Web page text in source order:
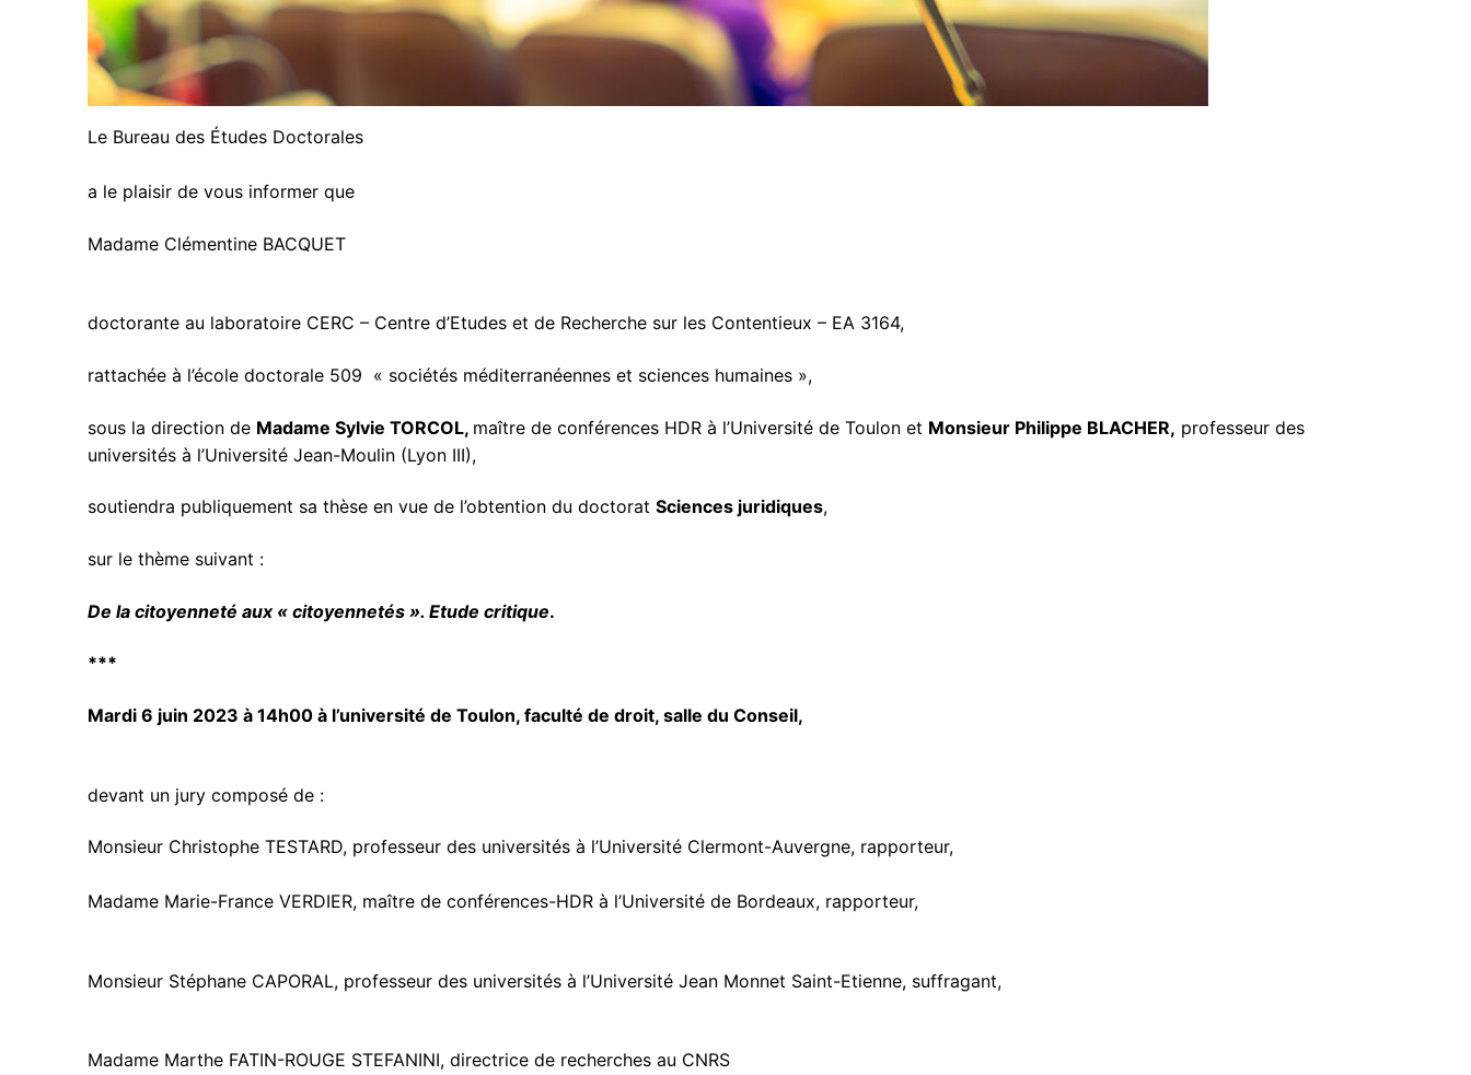
Labels
Association Doctorants UTLN
Autres financements
Le Bureau des Études Doctorales
a le plaisir de vous informer que
Madame Clémentine BACQUET
doctorante au laboratoire CERC – Centre d’Etudes et de Recherche sur les Contentieux – EA 3164,
rattachée à l’école doctorale 509 « sociétés méditerranéennes et sciences humaines »,
sous la direction de Madame Sylvie TORCOL, maître de conférences HDR à l’Université de Toulon et Monsieur Philippe BLACHER, professeur des
universités à l’Université Jean-Moulin (Lyon III),
soutiendra publiquement sa thèse en vue de l’obtention du doctorat Sciences juridiques,
sur le thème suivant :
De la citoyenneté aux « citoyennetés ». Etude critique.
***
Mardi 6 juin 2023 à 14h00 à l’université de Toulon, faculté de droit, salle du Conseil,
devant un jury composé de :
Monsieur Christophe TESTARD, professeur des universités à l’Université Clermont-Auvergne, rapporteur,
Madame Marie-France VERDIER, maître de conférences-HDR à l’Université de Bordeaux, rapporteur,
Monsieur Stéphane CAPORAL, professeur des universités à l’Université Jean Monnet Saint-Etienne, suffragant,
Madame Marthe FATIN-ROUGE STEFANINI, directrice de recherches au CNRS